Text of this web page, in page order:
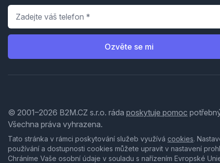
Telefon
Ozvěte se mi
© 2001–2026 B2M.CZ s.r.o. ráda poskytuje pomoc
Všechna práva vyhrazena.
Tato stránka v rámci poskytování služeb využívá cookies.
používání a dostupnosti cookies můžete upravit v nastavení
Chráníme Vaše osobní údaje v souladu s nařízením Evropské